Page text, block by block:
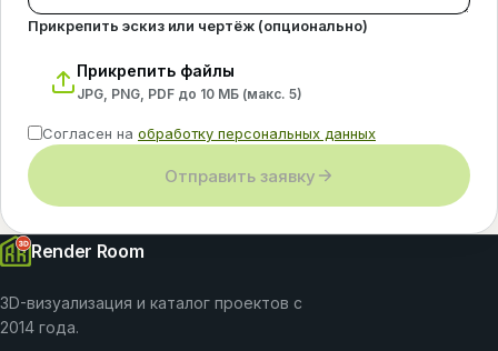
Прикрепить эскиз или чертёж (опционально)
Прикрепить файлы
JPG, PNG, PDF до 10 МБ (макс. 5)
Согласен на обработку персональных данных
Отправить заявку
Render Room
3D-визуализация и каталог проектов с
2014 года.